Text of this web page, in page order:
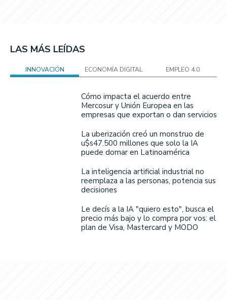
LAS MÁS LEÍDAS
INNOVACIÓN ECONOMÍA DIGITAL EMPLEO 4.0
Cómo impacta el acuerdo entre
Mercosur y Unión Europea en las
empresas que exportan o dan servicios
La uberización creó un monstruo de
u$s47.500 millones que solo la IA
puede domar en Latinoamérica
La inteligencia artificial industrial no
reemplaza a las personas, potencia sus
decisiones
Le decís a la IA "quiero esto", busca el
precio más bajo y lo compra por vos: el
plan de Visa, Mastercard y MODO